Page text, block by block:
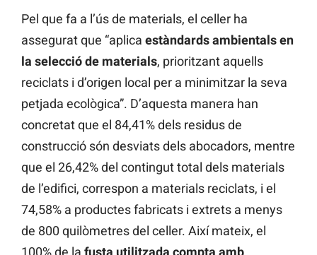
Pel que fa a l’ús de materials, el celler ha
assegurat que “aplica estàndards ambientals en
la selecció de materials, prioritzant aquells
reciclats i d’origen local per a minimitzar la seva
petjada ecològica”. D’aquesta manera han
concretat que el 84,41% dels residus de
construcció són desviats dels abocadors, mentre
que el 26,42% del contingut total dels materials
de l’edifici, correspon a materials reciclats, i el
74,58% a productes fabricats i extrets a menys
de 800 quilòmetres del celler. Així mateix, el